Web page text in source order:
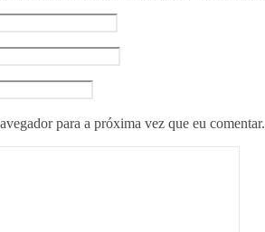
para a próxima vez que eu comentar.